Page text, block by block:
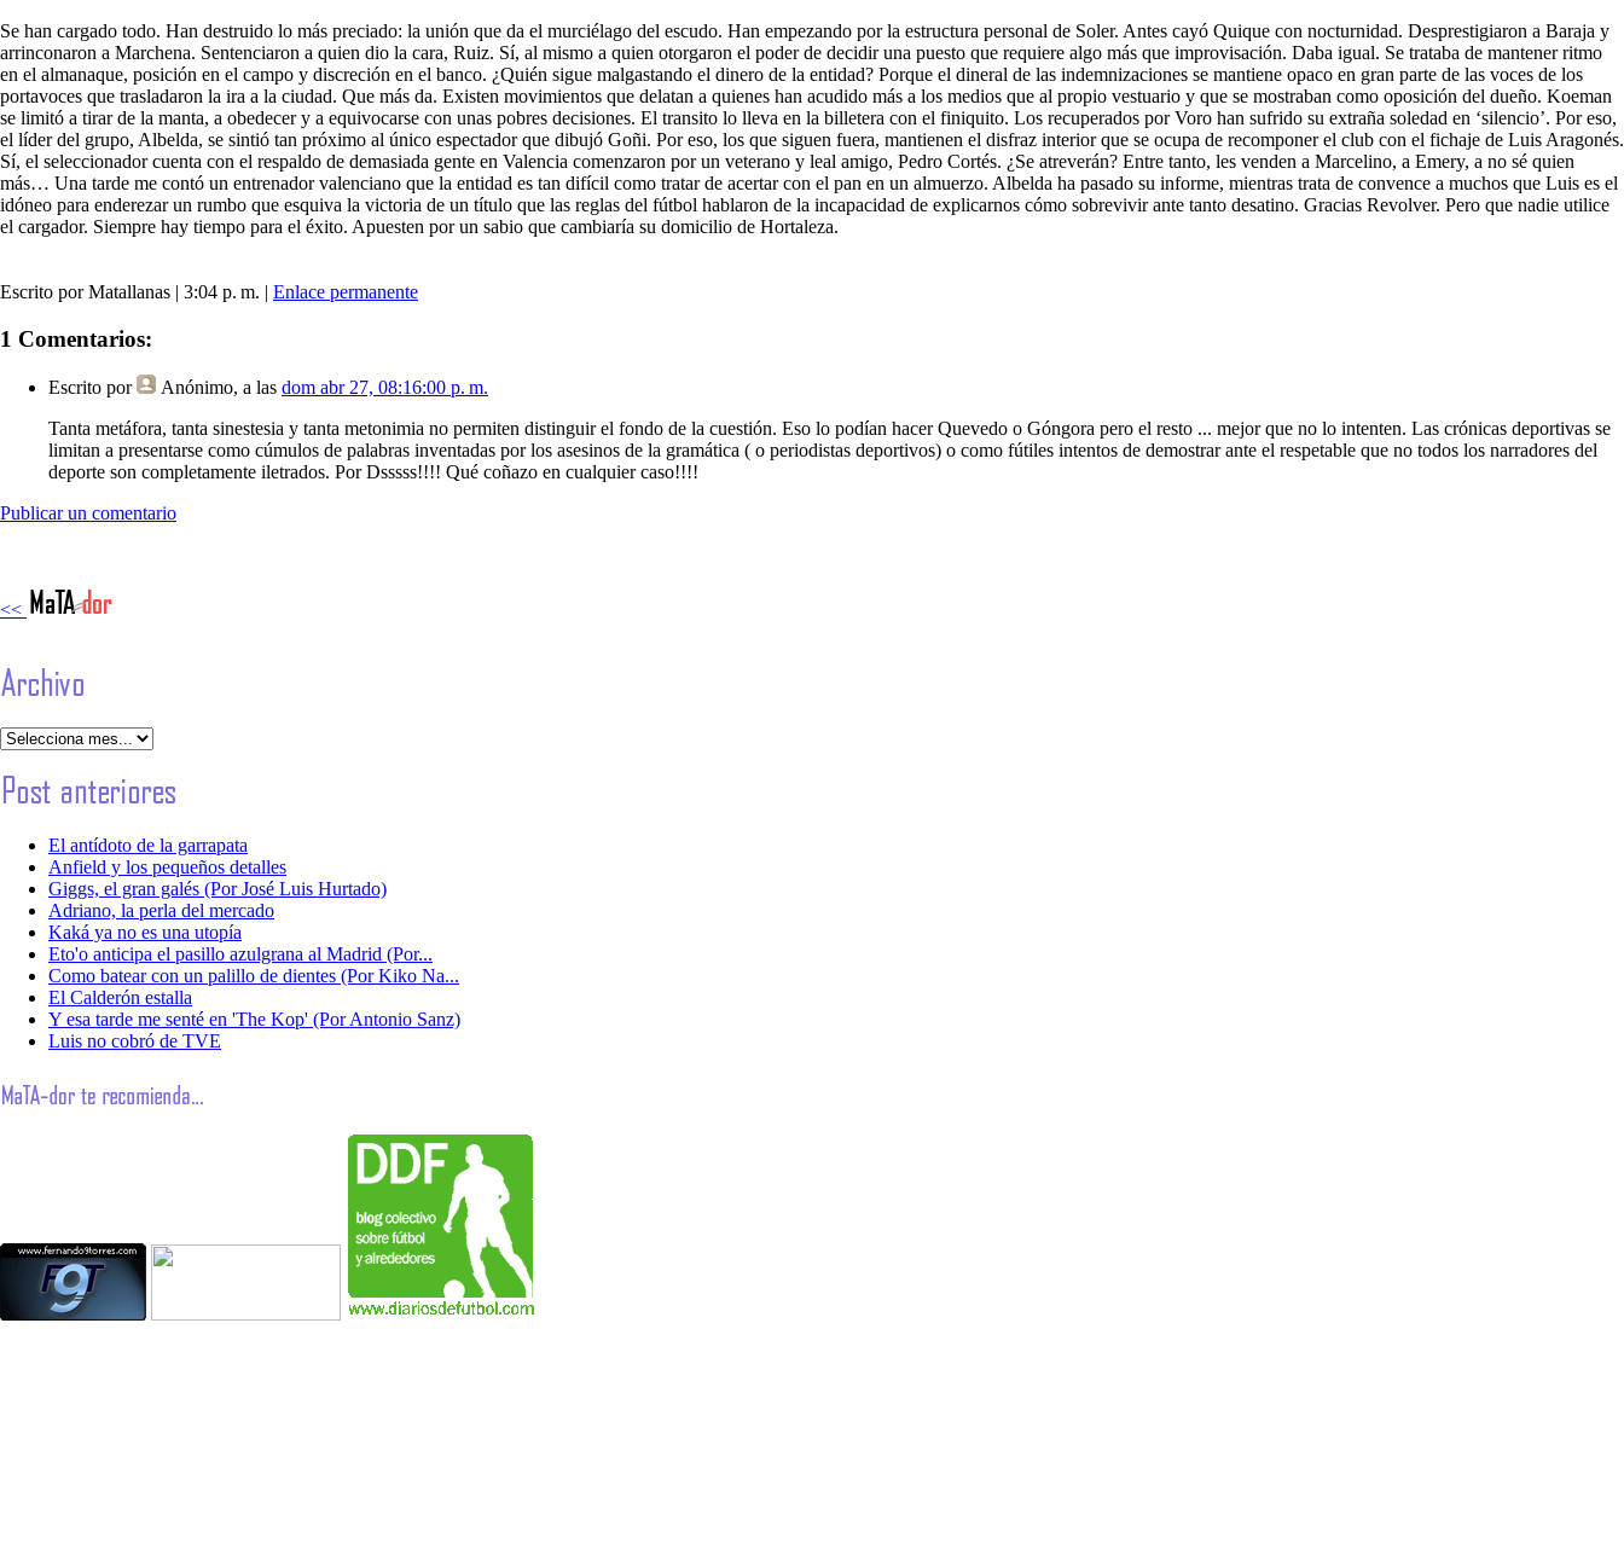
Se han cargado todo. Han destruido lo más preciado: la unión que da el murciélago del escudo. Han empezando por la estructura personal de Soler. Antes cayó Quique con nocturnidad. Desprestigiaron a Baraja y
arrinconaron a Marchena. Sentenciaron a quien dio la cara, Ruiz. Sí, al mismo a quien otorgaron el poder de decidir una puesto que requiere algo más que improvisación. Daba igual. Se trataba de mantener ritmo
en el almanaque, posición en el campo y discreción en el banco. ¿Quién sigue malgastando el dinero de la entidad? Porque el dineral de las indemnizaciones se mantiene opaco en gran parte de las voces de los
portavoces que trasladaron la ira a la ciudad. Que más da. Existen movimientos que delatan a quienes han acudido más a los medios que al propio vestuario y que se mostraban como oposición del dueño. Koeman
se limitó a tirar de la manta, a obedecer y a equivocarse con unas pobres decisiones. El transito lo lleva en la billetera con el finiquito. Los recuperados por Voro han sufrido su extraña soledad en ‘silencio’. Por eso,
el líder del grupo, Albelda, se sintió tan próximo al único espectador que dibujó Goñi. Por eso, los que siguen fuera, mantienen el disfraz interior que se ocupa de recomponer el club con el fichaje de Luis Aragonés.
Sí, el seleccionador cuenta con el respaldo de demasiada gente en Valencia comenzaron por un veterano y leal amigo, Pedro Cortés. ¿Se atreverán? Entre tanto, les venden a Marcelino, a Emery, a no sé quien
más… Una tarde me contó un entrenador valenciano que la entidad es tan difícil como tratar de acertar con el pan en un almuerzo. Albelda ha pasado su informe, mientras trata de convence a muchos que Luis es el
idóneo para enderezar un rumbo que esquiva la victoria de un título que las reglas del fútbol hablaron de la incapacidad de explicarnos cómo sobrevivir ante tanto desatino. Gracias Revolver. Pero que nadie utilice
el cargador. Siempre hay tiempo para el éxito. Apuesten por un sabio que cambiaría su domicilio de Hortaleza.
Escrito por Matallanas | 3:04 p. m. | Enlace permanente
1 Comentarios:
Escrito por Anónimo, a las dom abr 27, 08:16:00 p. m.
Tanta metáfora, tanta sinestesia y tanta metonimia no permiten distinguir el fondo de la cuestión. Eso lo podían hacer Quevedo o Góngora pero el resto ... mejor que no lo intenten. Las crónicas deportivas se
limitan a presentarse como cúmulos de palabras inventadas por los asesinos de la gramática ( o periodistas deportivos) o como fútiles intentos de demostrar ante el respetable que no todos los narradores del
deporte son completamente iletrados. Por Dsssss!!!! Qué coñazo en cualquier caso!!!!
Publicar un comentario
<<
El antídoto de la garrapata
Anfield y los pequeños detalles
Giggs, el gran galés (Por José Luis Hurtado)
Adriano, la perla del mercado
Kaká ya no es una utopía
Eto'o anticipa el pasillo azulgrana al Madrid (Por...
Como batear con un palillo de dientes (Por Kiko Na...
El Calderón estalla
Y esa tarde me senté en 'The Kop' (Por Antonio Sanz)
Luis no cobró de TVE